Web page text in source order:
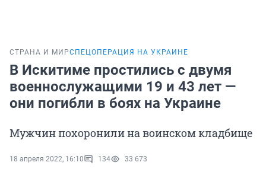
СТРАНА И МИРСПЕЦОПЕРАЦИЯ НА УКРАИНЕ
В Искитиме простились с двумя
военнослужащими 19 и 43 лет —
они погибли в боях на Украине
Мужчин похоронили на воинском кладбище
18 апреля 2022, 16:10 134 33 673